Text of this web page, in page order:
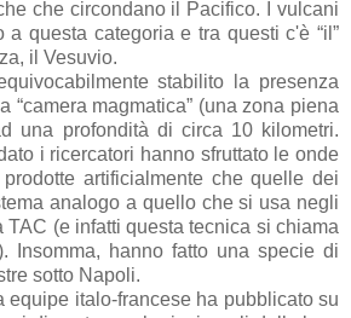
che circondano il Pacifico. I vulcani
a questa categoria e tra questi c'è “il”
il Vesuvio.
stabilito la presenza
“camera magmatica” (una zona piena
una profondità di circa 10 kilometri.
i ricercatori hanno sfruttato le onde
artificialmente che quelle dei
analogo a quello che si usa negli
TAC (e infatti questa tecnica si chiama
Insomma, hanno fatto una specie di
sotto Napoli.
equipe italo-francese ha pubblicato su